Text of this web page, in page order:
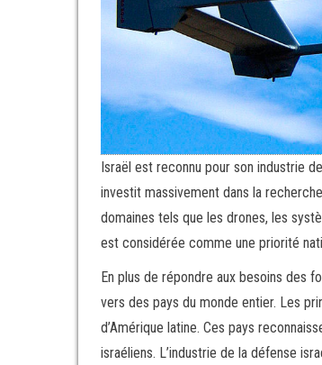
Israël est reconnu pour son industrie
investit massivement dans la
domaines tels que les drones, les
est considérée comme une priorité
En plus de répondre aux besoins des
vers des pays du monde entier. Les
d’Amérique latine. Ces pays
israéliens. L’industrie de la défense